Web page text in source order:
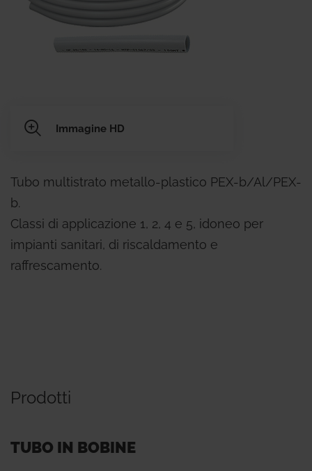
Immagine HD
Tubo multistrato metallo-plastico PEX-b/Al/PEX-
b.
Classi di applicazione 1, 2, 4 e 5, idoneo per
impianti sanitari, di riscaldamento e
raffrescamento.
Prodotti
TUBO IN BOBINE